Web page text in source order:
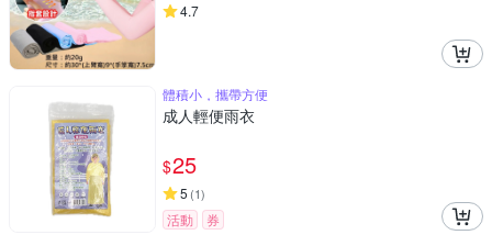
4.7
體積小，攜帶方便
成人輕便雨衣
$25
5 (1)
活動 券